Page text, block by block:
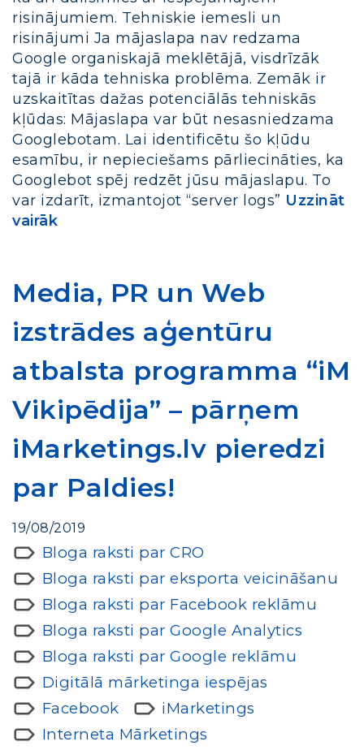
risinājumiem. Tehniskie iemesli un
risinājumi Ja mājaslapa nav redzama
Google organiskajā meklētājā, visdrīzāk
tajā ir kāda tehniska problēma. Zemāk ir
uzskaitītas dažas potenciālās tehniskās
kļūdas: Mājaslapa var būt nesasniedzama
Googlebotam. Lai identificētu šo kļūdu
esamību, ir nepieciešams pārliecināties, ka
Googlebot spēj redzēt jūsu mājaslapu. To
var izdarīt, izmantojot “server logs” Uzzināt
vairāk
Media, PR un Web
izstrādes aģentūru
atbalsta programma “iM
Vikipēdija” – pārņem
iMarketings.lv pieredzi
par Paldies!
19/08/2019
Bloga raksti par CRO
Bloga raksti par eksporta veicināšanu
Bloga raksti par Facebook reklāmu
Bloga raksti par Google Analytics
Bloga raksti par Google reklāmu
Digitālā mārketinga iespējas
Facebook
iMarketings
Interneta Mārketings